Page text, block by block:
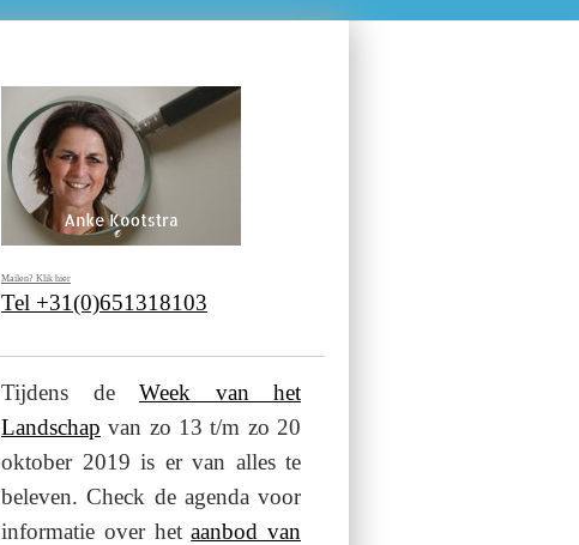
Mailen? Klik hier
Tel +31(0)651318103
Tijdens de Week van het
Landschap van zo 13 t/m zo 20
oktober 2019 is er van alles te
beleven. Check de agenda voor
informatie over hetaanbod van